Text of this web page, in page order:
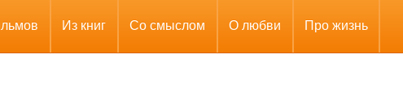
Из книг Со смыслом О любви Про жизнь